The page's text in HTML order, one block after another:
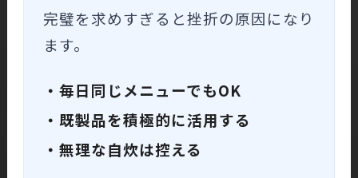
完璧を求めすぎると挫折の原因になり
ます。
・毎日同じメニューでもOK
・既製品を積極的に活用する
・無理な自炊は控える